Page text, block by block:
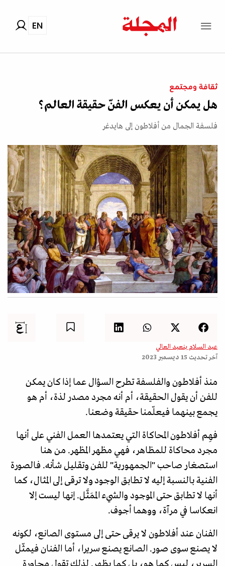
EN
ثقافة ومجتمع
هل يمكن أن يعكس الفنّ حقيقة العالم؟
فلسفة الجمال من أفلاطون إلى هايدغر
عبد السلام بنعبد العالي
آخر تحديث 15 ديسمبر 2023
منذ أفلاطون والفلسفة تطرح السؤال عما إذا كان يمكن
للفن أن يقول الحقيقة، أم أنه مجرد مصدر لذة، أم هو
يجمع بينهما فيعلّمنا حقيقة وضعنا.
فهِم أفلاطون المحاكاة التي يعتمدها العمل الفني على أنها
مجرد محاكاة للمظاهر، فهي مظهر المظهر. من هنا
استصغار صاحب "الجمهورية" للفن وتقليل شأنه. فالصورة
الفنية بالنسبة إليه لا تطابق الوجود ولا ترقى إلى المثال، كما
أنها لا تطابق حتى الموجود والشيء الممَثَّل. إنها ليست إلا
انعكاسا في مرآة، ووهما أجوف.
الفنان عند أفلاطون لا يرقى حتى إلى مستوى الصانع، لكونه
لا يصنع سوى صور. الصانع يصنع سريرا، أما الفنان فيمثّل